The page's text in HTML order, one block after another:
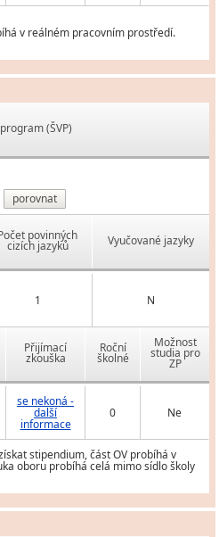
v reálném pracovním prostředí.
(ŠVP)
porovnat
povinných
cizích jazyků Vyučované jazyky
1 N
Přijímací
zkouška
Roční
školné
Možnost
studia pro
ZP
se nekoná -
další
informace
0 Ne
stipendium, část OV probíhá v
oboru probíhá celá mimo sídlo školy